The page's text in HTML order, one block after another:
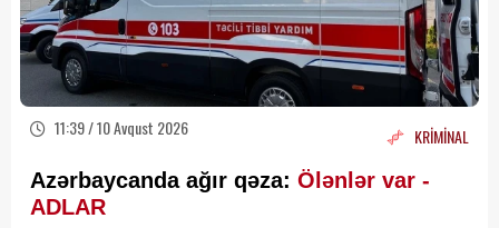
11:39 / 10 Avqust 2026 KRİMİNAL
Azərbaycanda ağır qəza: Ölənlər var -
ADLAR